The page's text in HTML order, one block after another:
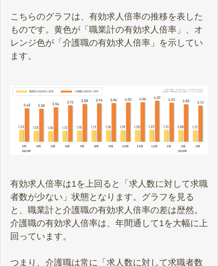
こちらのグラフは、有効求人倍率の推移を表した
ものです。黄色が「職業計の有効求人倍率」、オ
レンジ色が「介護職の有効求人倍率」を示してい
ます。
有効求人倍率は1を上回ると「求人数に対して求職
者数が少ない」状態となります。グラフを見る
と、職業計と介護職の有効求人倍率の差は歴然。
介護職の有効求人倍率は、年間通して1を大幅に上
回っています。
つまり、介護職は常に「求人数に対して求職者数